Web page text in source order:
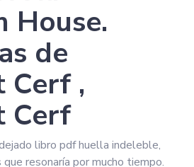
House.
de
Cerf ,
Cerf
libro pdf huella indeleble,
resonaría por mucho tiempo.